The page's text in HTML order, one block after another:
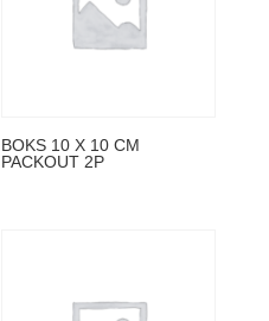
BOKS 10 X 10 CM
PACKOUT 2P